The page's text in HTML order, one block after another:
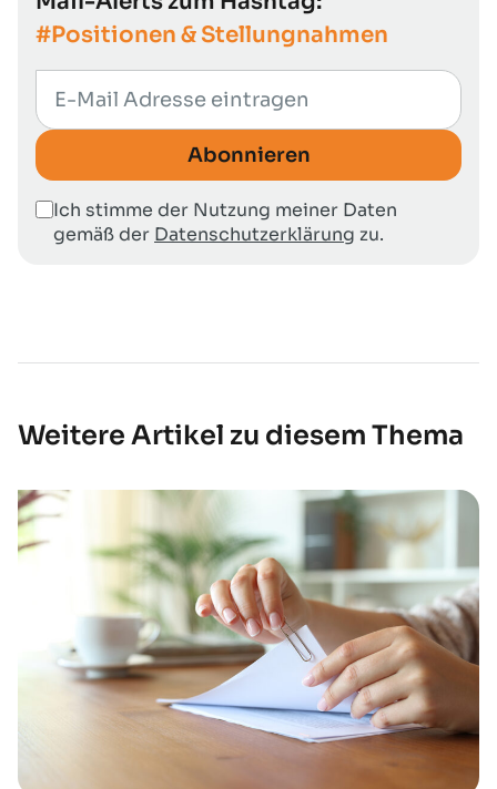
#Positionen & Stellungnahmen
Abonnieren
Ich stimme der Nutzung meiner Daten
gemäß der Datenschutzerklärung zu.
Weitere Artikel zu diesem Thema